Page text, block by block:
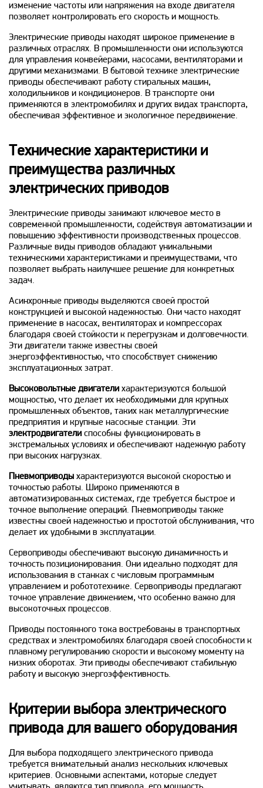
изменение частоты или напряжения на входе двигателя
позволяет контролировать его скорость и мощность.
Электрические приводы находят широкое применение в
различных отраслях. В промышленности они используются
для управления конвейерами, насосами, вентиляторами и
другими механизмами. В бытовой технике электрические
приводы обеспечивают работу стиральных машин,
холодильников и кондиционеров. В транспорте они
применяются в электромобилях и других видах транспорта,
обеспечивая эффективное и экологичное передвижение.
Технические характеристики и
преимущества различных
электрических приводов
Электрические приводы занимают ключевое место в
современной промышленности, содействуя автоматизации и
повышению эффективности производственных процессов.
Различные виды приводов обладают уникальными
техническими характеристиками и преимуществами, что
позволяет выбрать наилучшее решение для конкретных
задач.
Асинхронные приводы выделяются своей простой
конструкцией и высокой надежностью. Они часто находят
применение в насосах, вентиляторах и компрессорах
благодаря своей стойкости к перегрузкам и долговечности.
Эти двигатели также известны своей
энергоэффективностью, что способствует снижению
эксплуатационных затрат.
Высоковольтные двигатели характеризуются большой
мощностью, что делает их необходимыми для крупных
промышленных объектов, таких как металлургические
предприятия и крупные насосные станции. Эти
электродвигатели способны функционировать в
экстремальных условиях и обеспечивают надежную работу
при высоких нагрузках.
Пневмоприводы характеризуются высокой скоростью и
точностью работы. Широко применяются в
автоматизированных системах, где требуется быстрое и
точное выполнение операций. Пневмоприводы также
известны своей надежностью и простотой обслуживания, что
делает их удобными в эксплуатации.
Сервоприводы обеспечивают высокую динамичность и
точность позиционирования. Они идеально подходят для
использования в станках с числовым программным
управлением и робототехнике. Сервоприводы предлагают
точное управление движением, что особенно важно для
высокоточных процессов.
Приводы постоянного тока востребованы в транспортных
средствах и электромобилях благодаря своей способности к
плавному регулированию скорости и высокому моменту на
низких оборотах. Эти приводы обеспечивают стабильную
работу и высокую энергоэффективность.
Критерии выбора электрического
привода для вашего оборудования
Для выбора подходящего электрического привода
требуется внимательный анализ нескольких ключевых
критериев. Основными аспектами, которые следует